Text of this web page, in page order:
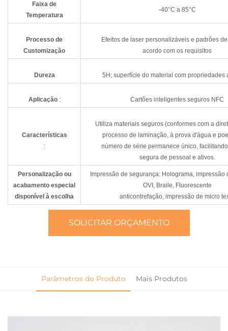
Faixa de
Temperatura
-40°C a 85°C
Processo de
Customização
Efeitos de laser personalizáveis e padrões
acordo com os requisitos
Dureza 5H; superfície do material com propriedades
Aplicação : Cartões inteligentes seguros NFC
Características
:
Utiliza materiais seguros (conformes com a
processo de laminação, à prova d'água e
número de série permanece único,
segura de pessoal e ativos.
Personalização ou
acabamento especial
disponível à escolha
Impressão de segurança: Holograma, impressão
OVI, Braile, Fluorescente
anticontrefação, impressão de micro
SOLICITAR ORÇAMENTO
Parâmetros do Produto Mais Produtos